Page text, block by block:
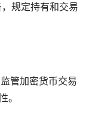
规定持有和交易
管加密货币交易
。